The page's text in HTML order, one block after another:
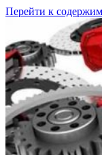
Перейти к